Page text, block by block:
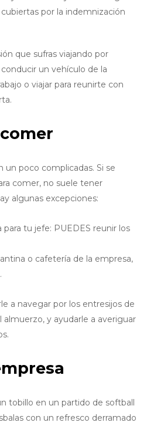
por la indemnización
que sufras viajando por
un vehículo de la
o viajar para reunirte con
un poco complicadas. Si se
comer, no suele tener
algunas excepciones:
tu jefe: PUEDES reunir los
o cafetería de la empresa,
a navegar por los entresijos de
almuerzo, y ayudarle a averiguar
tobillo en un partido de softball
con un refresco derramado